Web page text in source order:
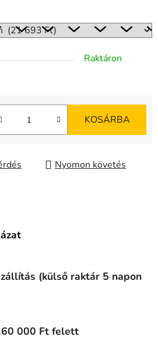
Raktáron
KOSÁRBA
Nyomon követés
(külső raktár 5 napon
000 Ft felett